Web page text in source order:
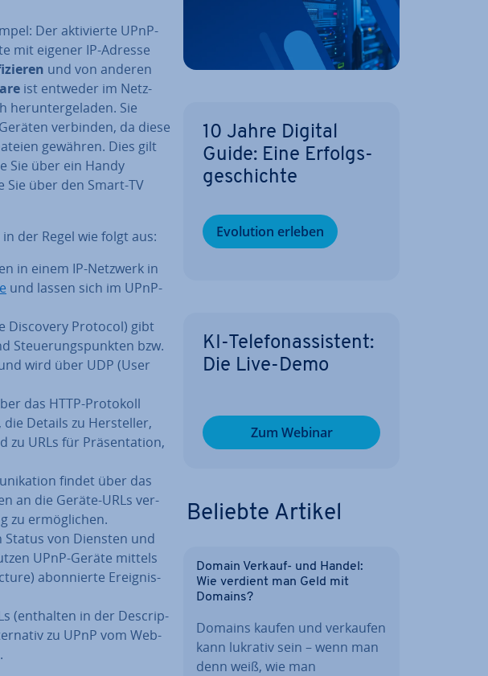
Der ak­ti­vier­te UPnP-
mit eigener IP-Adresse
und von anderen
ist entweder im Netz­
her­un­ter­ge­la­den. Sie
verbinden, da diese
gewähren. Dies gilt
Sie über ein Handy
über den Smart-TV
der Regel wie folgt aus:
in einem IP-Netzwerk in
und lassen sich im UPnP-
Discovery Protocol) gibt
Steue­rungs­punk­ten bzw.
wird über UDP (User
das HTTP-Protokoll
die Details zu Her­stel­ler,
zu URLs für Prä­sen­ta­ti­on,
findet über das
an die Geräte-URLs ver­
zu er­mög­li­chen.
von Diensten und
UPnP-Geräte mittels
abon­nier­te Ereignis-
(enthalten in der De­scrip­
zu UPnP vom Web­
10 Jahre Digital
Guide: Eine Er­folgs­
ge­schich­te
Evolution erleben
KI-Te­le­fon­as­sis­tent:
Die Live-Demo
Zum Webinar
Beliebte Artikel
Domain Verkauf- und Handel:
Wie verdient man Geld mit
Domains?
Domains kaufen und verkaufen
kann lukrativ sein – wenn man
denn weiß, wie man